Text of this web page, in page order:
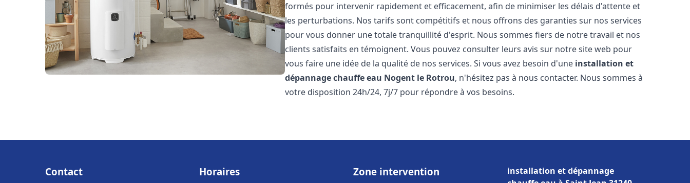
formés pour intervenir rapidement et efficacement, afin de minimiser les délais d'attente et
les perturbations. Nos tarifs sont compétitifs et nous offrons des garanties sur nos services
pour vous donner une totale tranquillité d'esprit. Nous sommes fiers de notre travail et nos
clients satisfaits en témoignent. Vous pouvez consulter leurs avis sur notre site web pour
vous faire une idée de la qualité de nos services. Si vous avez besoin d'une installation et
dépannage chauffe eau Nogent le Rotrou, n'hésitez pas à nous contacter. Nous sommes à
votre disposition 24h/24, 7j/7 pour répondre à vos besoins.
Contact Horaires Zone intervention
installation et dépannage